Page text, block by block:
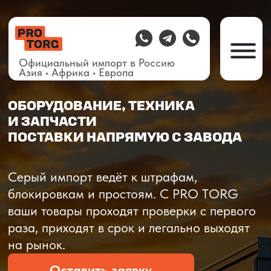
О компании Доставка из Китая
Официальный импорт в Россию
Азия • Африка • Европа
ОБОРУДОВАНИЕ, ТЕХНИКА
Рассчитать стоимость
Рассчитать стоимость
Серый импорт ведёт к штрафам,
блокировкам и простоям. C PRO TORG
ваши товары проходят проверки с первого
раза, приходят в срок и легально выходят
на рынок.
Оставить заявку